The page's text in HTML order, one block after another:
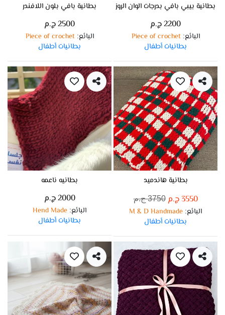
بطانية بيبي بافي بدرجات الوان الروز
2200 ج.م
البائع:
Piece of crochet
بطانيات أطفال
بطانية بافي بلون اللافندر
2500 ج.م
البائع:
Piece of crochet
بطانيات أطفال
بطانية هاندميد
3550 ج.م 3750 ج.م
البائع:
M & D Handmade
بطانيات أطفال
بطانيه ناعمه
2000 ج.م
البائع:
Hend Made
بطانيات أطفال